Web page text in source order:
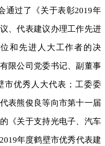
通过了《关于表彰2019年
、代表建议办理工作先进
和先进人大工作者的决
限公司党委书记、副董事
市优秀人大代表；工委委
表熊俊良等向市第十一届
《关于支持光电子、汽车
年度鹤壁市优秀代表建